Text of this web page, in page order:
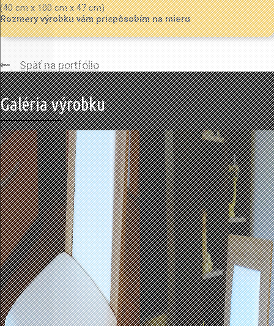
(40 cm x 100 cm x 47 cm)
Rozmery výrobku vám prispôsobím na mieru
Späť na portfólio
Galéria výrobku